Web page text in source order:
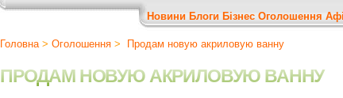
Новини Блоги Бізнес Оголошення
Головна> Оголошення > Продам новую акриловую ванну
ПРОДАМ НОВУЮ АКРИЛОВУЮ ВАННУ